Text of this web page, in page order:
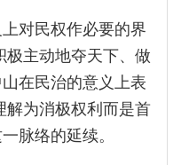
对民权作必要的界
极主动地夺天下、做
在民治的意义上表
解为消极权利而是首
脉络的延续。